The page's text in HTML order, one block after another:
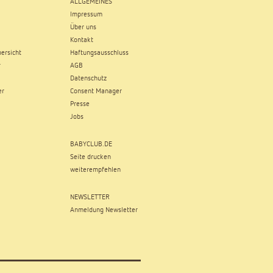
ALLGEMEINES
Impressum
Über uns
Kontakt
Haftungsausschluss
AGB
Datenschutz
Consent Manager
Presse
Jobs
BABYCLUB.DE
Seite drucken
weiterempfehlen
NEWSLETTER
Anmeldung Newsletter